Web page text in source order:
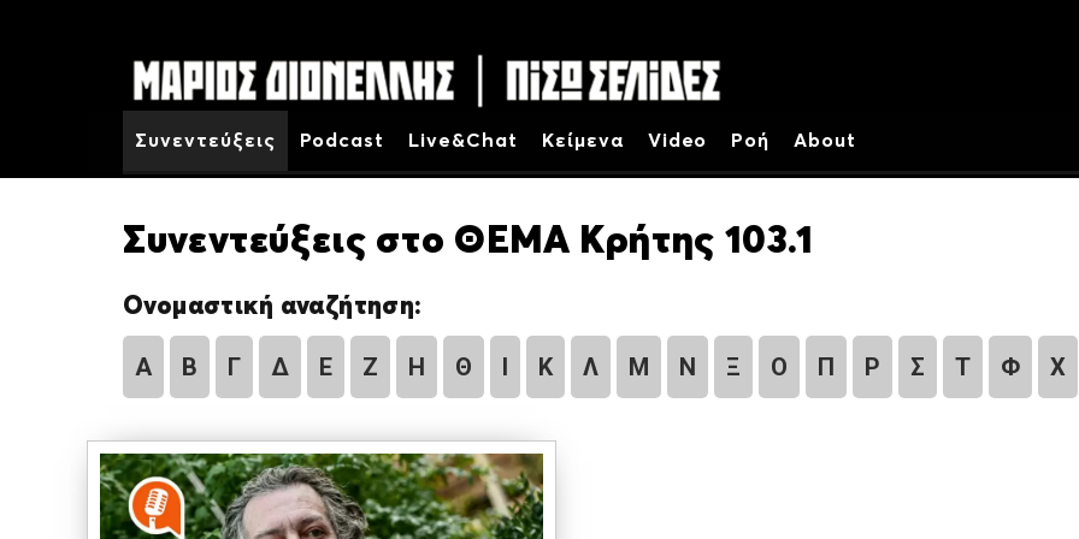
Συνεντεύξεις Podcast Live&Chat Κείμενα Video Ροή About
Συνεντεύξεις στο ΘΕΜΑ Κρήτης 103.1
Ονομαστική αναζήτηση:
Α Β Γ Δ Ε Ζ Η Θ Ι Κ Λ Μ Ν Ξ Ο Π Ρ Σ Τ Φ Χ